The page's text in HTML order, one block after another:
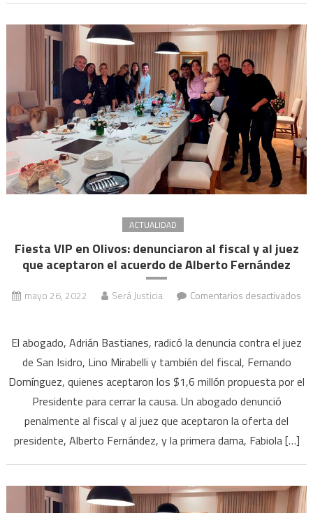
tres
al
de
ACTUALIDAD
Fiesta VIP en Olivos: denunciaron al fiscal y al juez
que aceptaron el acuerdo de Alberto Fernández
mayo 26, 2022 Será Justicia
Comentarios desactivados
VIP
en
Olivos:
denunciaron
al
al
juez
que
El abogado, Adrián Bastianes, radicó la denuncia contra el juez
de San Isidro, Lino Mirabelli y también del fiscal, Fernando
Domínguez, quienes aceptaron los $1,6 millón propuesta por el
Presidente para cerrar la causa. Un abogado denunció
penalmente al fiscal y al juez que aceptaron la oferta del
presidente, Alberto Fernández, y la primera dama, Fabiola […]